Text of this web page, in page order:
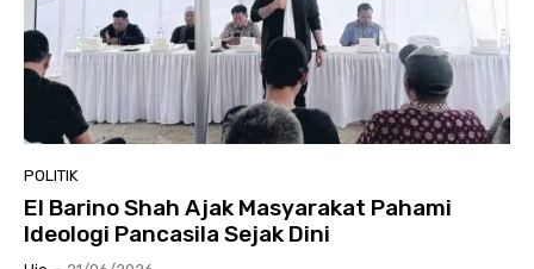
POLITIK
El Barino Shah Ajak Masyarakat Pahami
Ideologi Pancasila Sejak Dini